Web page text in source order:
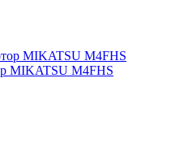
MIKATSU M4FHS